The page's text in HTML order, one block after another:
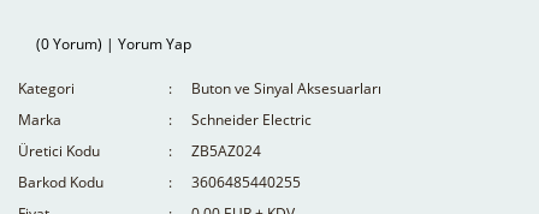
(0 Yorum) | Yorum Yap
Kategori
Buton ve Sinyal Aksesuarları
Marka
Schneider Electric
Üretici Kodu
ZB5AZ024
Barkod Kodu
3606485440255